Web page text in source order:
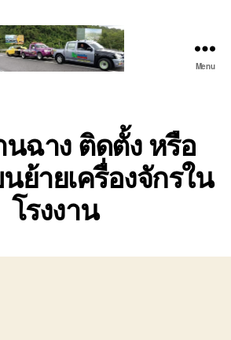
ปาก
ร่วม
ศรีราชา
|
บริการ
สไลด์
Menu
ฉาง ติดตั้ง หรือ
ย้ายเครื่องจักรใน
โรงงาน